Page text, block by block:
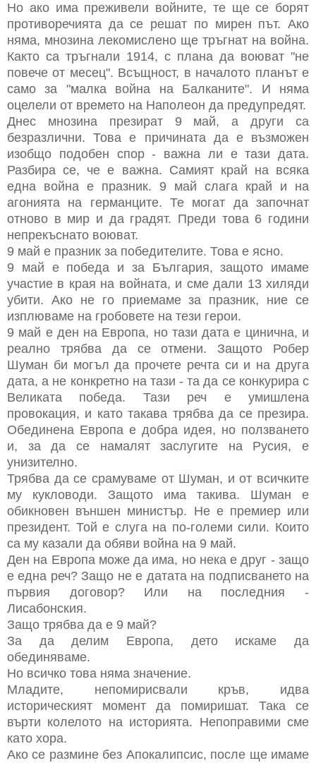
Но ако има преживели войните, те ще се борят
противоречията да се решат по мирен път. Ако
няма, мнозина лекомислено ще тръгнат на война.
Както са тръгнали 1914, с плана да воюват "не
повече от месец". Всъщност, в началото планът е
само за "малка война на Балканите". И няма
оцелели от времето на Наполеон да предупредят.
Днес мнозина презират 9 май, а други са
безразлични. Това е причината да е възможен
изобщо подобен спор - важна ли е тази дата.
Разбира се, че е важна. Самият край на всяка
една война е празник. 9 май слага край и на
агонията на германците. Те могат да започнат
отново в мир и да градят. Преди това 6 години
непрекъснато воюват.
9 май е празник за победителите. Това е ясно.
9 май е победа и за България, защото имаме
участие в края на войната, и сме дали 13 хиляди
убити. Ако не го приемаме за празник, ние се
изплюваме на гробовете на тези герои.
9 май е ден на Европа, но тази дата е цинична, и
реално трябва да се отмени. Защото Робер
Шуман би могъл да прочете речта си и на друга
дата, а не конкретно на тази - та да се конкурира с
Великата победа. Тази реч е умишлена
провокация, и като такава трябва да се презира.
Обединена Европа е добра идея, но ползването
и, за да се намалят заслугите на Русия, е
унизително.
Трябва да се срамуваме от Шуман, и от всичките
му кукловоди. Защото има такива. Шуман е
обикновен външен министър. Не е премиер или
президент. Той е слуга на по-големи сили. Които
са му казали да обяви война на 9 май.
Ден на Европа може да има, но нека е друг - защо
е една реч? Защо не е датата на подписването на
първия договор? Или на последния -
Лисабонския.
Защо трябва да е 9 май?
За да делим Европа, дето искаме да
обединяваме.
Но всичко това няма значение.
Младите, непомирисвали кръв, идва
историческият момент да помиришат. Така се
върти колелото на историята. Непоправими сме
като хора.
Ако се размине без Апокалипсис, после ще имаме